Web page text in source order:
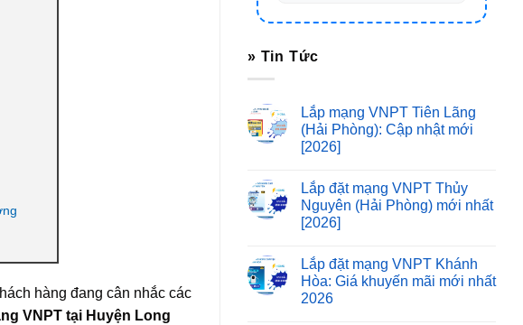
hàng đang cân nhắc các
VNPT tại Huyện Long
» Tin Tức
Lắp mạng VNPT Tiên Lãng
(Hải Phòng): Cập nhật mới
[2026]
Lắp đặt mạng VNPT Thủy
Nguyên (Hải Phòng) mới nhất
[2026]
Lắp đặt mạng VNPT Khánh
Hòa: Giá khuyến mãi mới nhất
2026